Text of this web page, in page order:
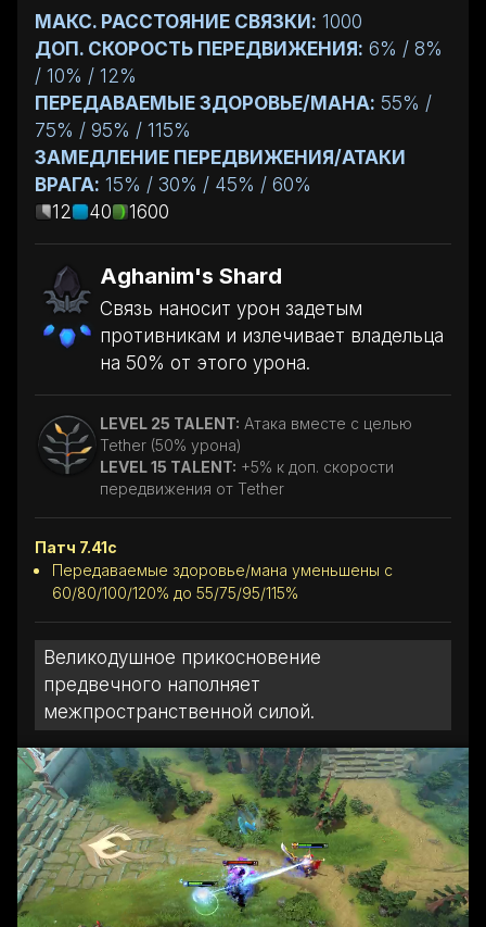
МАКС. РАССТОЯНИЕ СВЯЗКИ: 1000
ДОП. СКОРОСТЬ ПЕРЕДВИЖЕНИЯ: 6% / 8%
/ 10% / 12%
ПЕРЕДАВАЕМЫЕ ЗДОРОВЬЕ/МАНА: 55% /
75% / 95% / 115%
ЗАМЕДЛЕНИЕ ПЕРЕДВИЖЕНИЯ/АТАКИ
ВРАГА: 15% / 30% / 45% / 60%
12
40 1600
Aghanim's Shard
Связь наносит урон задетым
противникам и излечивает владельца
на 50% от этого урона.
LEVEL 25 TALENT: Атака вместе с целью
Tether (50% урона)
LEVEL 15 TALENT: +5% к доп. скорости
передвижения от Tether
Патч 7.41c
Передаваемые здоровье/мана уменьшены с
60/80/100/120% до 55/75/95/115%
Великодушное прикосновение
предвечного наполняет
межпространственной силой.